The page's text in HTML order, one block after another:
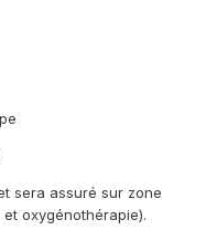
sera assuré sur zone
oxygénothérapie).